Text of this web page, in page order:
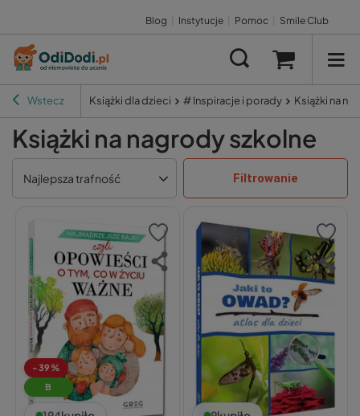
Blog Instytucje Pomoc Smile Club
Wstecz Książki dla dzieci # Inspiracje i porady Książki na
Książki na nagrody szkolne
Najlepsza trafność Filtrowanie
-39%
B